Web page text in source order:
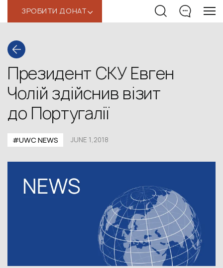
ЗРОБИТИ ДОНАТ‹
Президент СКУ Евген
Чолій здійснив візит
до Португалії
#UWC NEWS JUNE 1,2018